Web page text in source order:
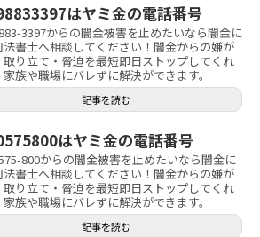
はヤミ金の電話番号
3397からの闇金被害を止めたいなら闇金に
法書士へ相談してください！闇金からの嫌が
取り立て・脅迫を最短即日ストップしてくれ
家族や職場にバレずに解決ができます。
記事を読む
はヤミ金の電話番号
800からの闇金被害を止めたいなら闇金に
法書士へ相談してください！闇金からの嫌が
取り立て・脅迫を最短即日ストップしてくれ
家族や職場にバレずに解決ができます。
記事を読む